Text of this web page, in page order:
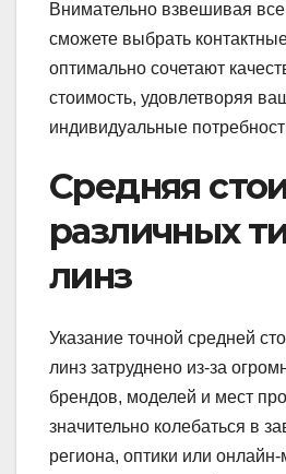
Внимательно взвешивая
сможете выбрать
оптимально сочетают
стоимость, удовлетворяя
индивидуальные
Средняя
различных
линз
Указание точной средней
линз затруднено из-за
брендов, моделей и мест
значительно колебаться в
региона, оптики или